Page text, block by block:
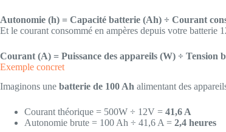
Autonomie (h) = Capacité batterie (Ah) ÷ Courant
Et le courant consommé en ampères depuis votre batterie
Courant (A) = Puissance des appareils (W) ÷ Tension
Exemple concret
Imaginons une batterie de 100 Ah alimentant des
Courant théorique = 500W ÷ 12V = 41,6 A
Autonomie brute = 100 Ah ÷ 41,6 A = 2,4 heures